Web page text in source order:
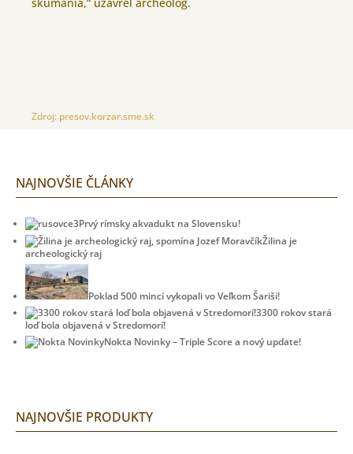
Zdroj: presov.korzar.sme.sk
NAJNOVŠIE ČLÁNKY
Prvý rímsky akvadukt na Slovensku!
Žilina je
archeologický raj
Poklad 500 mincí vykopali vo Veľkom Šariši!
3300 rokov stará
loď bola objavená v Stredomorí!
Nokta Novinky – Triple Score a nový update!
NAJNOVŠIE PRODUKTY